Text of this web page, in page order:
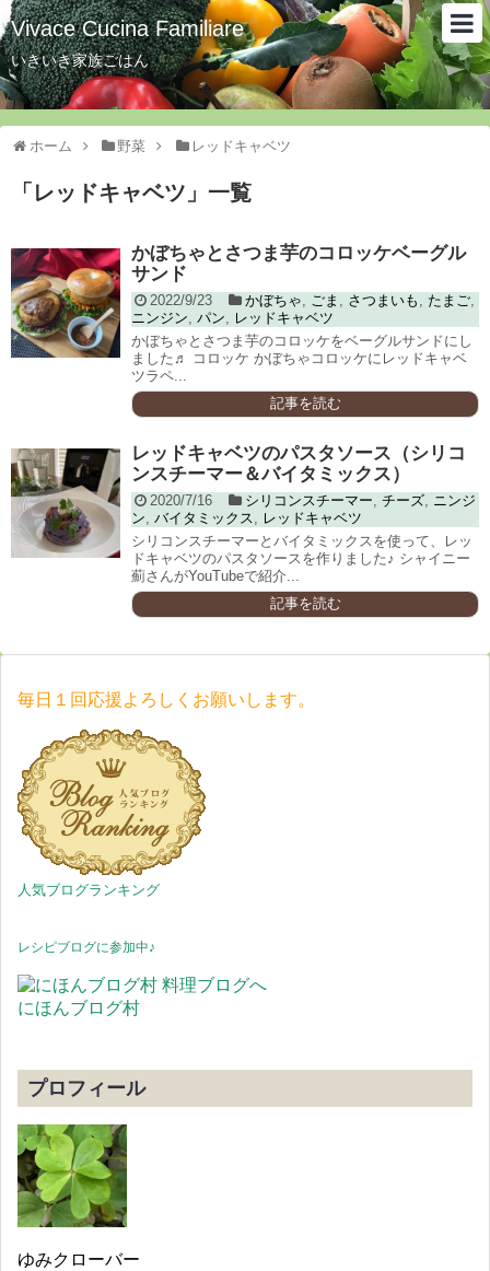
Vivace Cucina Familiare
いきいき家族ごはん
ホーム 野菜 レッドキャベツ
「 レッドキャベツ 」 一覧
かぼちゃとさつま芋のコロッケベーグル
サンド
2022/9/23 かぼちゃ, ごま , さつまいも , たまご,
ニンジン, パン, レッドキャベツ
かぼちゃとさつま芋のコロッケをベーグルサンドにし
ました♬ コロッケ かぼちゃコロッケにレッドキャベ
ツラペ...
記事を読む
レッドキャベツのパスタソース（シリコ
ンスチーマー＆バイタミックス）
2020/7/16 シリコンスチーマー, チーズ, ニンジ
ン, バイタミックス, レッドキャベツ
シリコンスチーマーとバイタミックスを使って、レッ
ドキャベツのパスタソースを作りました♪ シャイニー
薊さんがYouTubeで紹介...
記事を読む
毎日１回応援よろしくお願いします。
人気ブログランキング
レシピブログに参加中♪
にほんブログ村
プロフィール
ゆみクローバー